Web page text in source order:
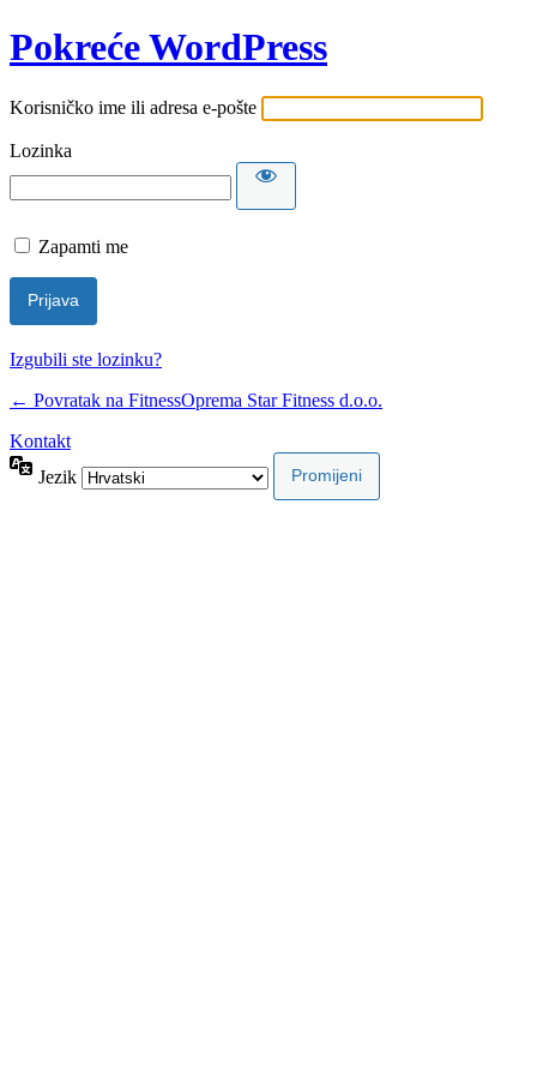
Pokreće WordPress
Korisničko ime ili adresa e-pošte
Lozinka
Zapamti me
Izgubili ste lozinku?
← Povratak na FitnessOprema Star Fitness d.o.o.
Kontakt
Jezik